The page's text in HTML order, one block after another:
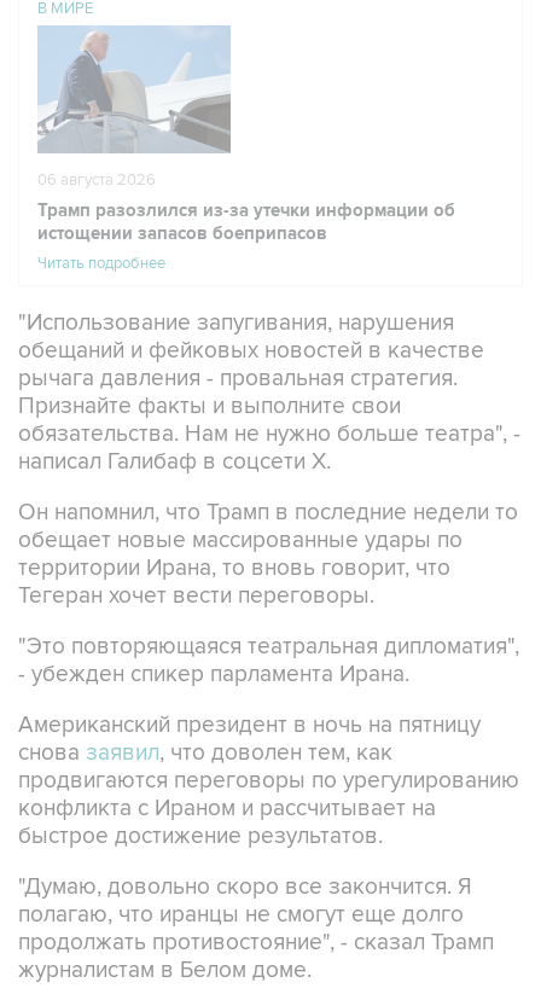
В МИРЕ
06 августа 2026
Трамп разозлился из-за утечки информации об
истощении запасов боеприпасов
Читать подробнее
"Использование запугивания, нарушения
обещаний и фейковых новостей в качестве
рычага давления - провальная стратегия.
Признайте факты и выполните свои
обязательства. Нам не нужно больше театра", -
написал Галибаф в соцсети X.
Он напомнил, что Трамп в последние недели то
обещает новые массированные удары по
территории Ирана, то вновь говорит, что
Тегеран хочет вести переговоры.
"Это повторяющаяся театральная дипломатия",
- убежден спикер парламента Ирана.
Американский президент в ночь на пятницу
снова заявил, что доволен тем, как
продвигаются переговоры по урегулированию
конфликта с Ираном и рассчитывает на
быстрое достижение результатов.
"Думаю, довольно скоро все закончится. Я
полагаю, что иранцы не смогут еще долго
продолжать противостояние", - сказал Трамп
журналистам в Белом доме.